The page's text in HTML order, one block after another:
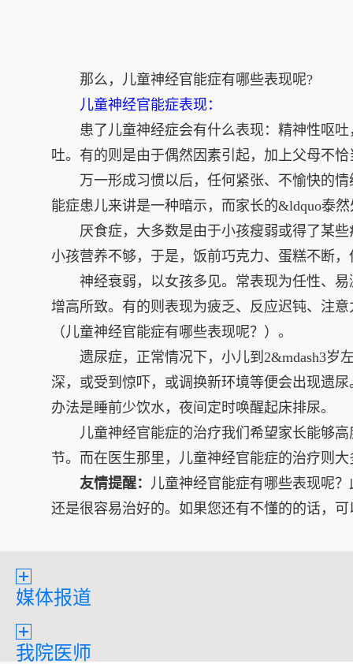
那么，儿童神经官能症有哪些表现呢?
儿童神经官能症表现：
患了儿童神经症会有什么表现：精神性呕吐
吐。有的则是由于偶然因素引起，加上父母不恰
万一形成习惯以后，任何紧张、不愉快的情
能症患儿来讲是一种暗示，而家长的&ldquo泰
厌食症，大多数是由于小孩瘦弱或得了某些
小孩营养不够，于是，饭前巧克力、蛋糕不断
神经衰弱，以女孩多见。常表现为任性、易
增高所致。有的则表现为疲乏、反应迟钝、注
（儿童神经官能症有哪些表现呢？）。
遗尿症，正常情况下，小儿到2&mdash3岁左
深，或受到惊吓，或调换新环境等便会出现遗
办法是睡前少饮水，夜间定时唤醒起床排尿。
儿童神经官能症的治疗我们希望家长能够高
节。而在医生那里，儿童神经官能症的治疗则
友情提醒： 儿童神经官能症有哪些表现呢
还是很容易治好的。如果您还有不懂的的话，
媒体报道
我院医师